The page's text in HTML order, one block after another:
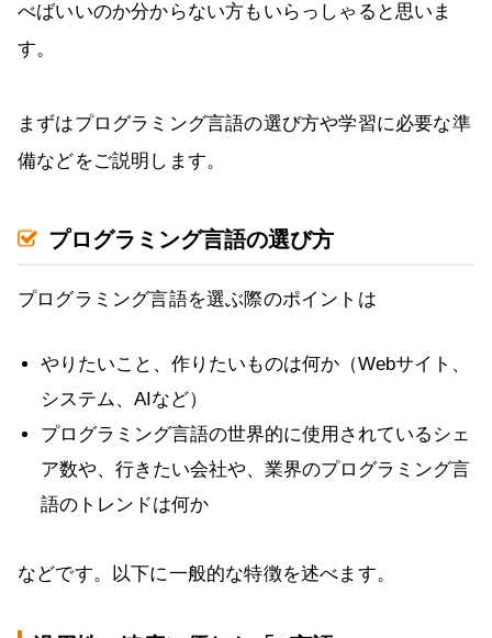
べばいいのか分からない方もいらっしゃると思いま
す。
まずはプログラミング言語の選び方や学習に必要な準
備などをご説明します。
プログラミング言語の選び方
プログラミング言語を選ぶ際のポイントは
やりたいこと、作りたいものは何か（Webサイト、
システム、AIなど）
プログラミング言語の世界的に使用されているシェ
ア数や、行きたい会社や、業界のプログラミング言
語のトレンドは何か
などです。以下に一般的な特徴を述べます。